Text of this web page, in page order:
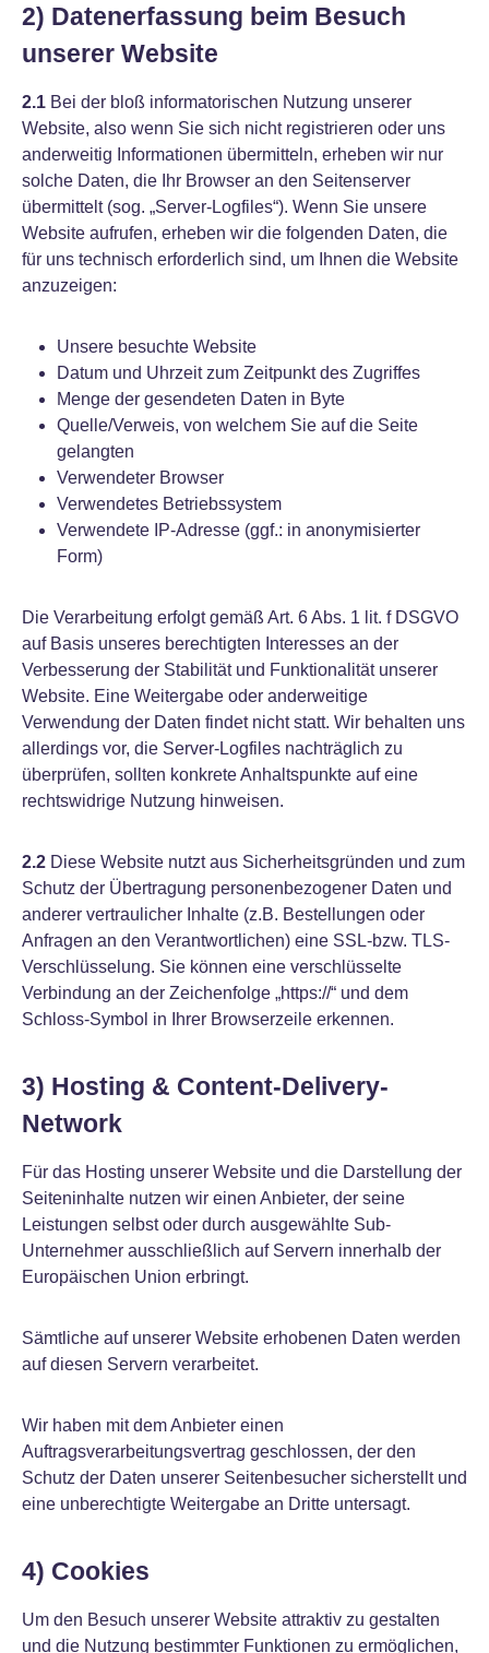
2) Datenerfassung beim Besuch
unserer Website
2.1 Bei der bloß informatorischen Nutzung unserer
Website, also wenn Sie sich nicht registrieren oder uns
anderweitig Informationen übermitteln, erheben wir nur
solche Daten, die Ihr Browser an den Seitenserver
übermittelt (sog. „Server-Logfiles“). Wenn Sie unsere
Website aufrufen, erheben wir die folgenden Daten, die
für uns technisch erforderlich sind, um Ihnen die Website
anzuzeigen:
Unsere besuchte Website
Datum und Uhrzeit zum Zeitpunkt des Zugriffes
Menge der gesendeten Daten in Byte
Quelle/Verweis, von welchem Sie auf die Seite
gelangten
Verwendeter Browser
Verwendetes Betriebssystem
Verwendete IP-Adresse (ggf.: in anonymisierter
Form)
Die Verarbeitung erfolgt gemäß Art. 6 Abs. 1 lit. f DSGVO
auf Basis unseres berechtigten Interesses an der
Verbesserung der Stabilität und Funktionalität unserer
Website. Eine Weitergabe oder anderweitige
Verwendung der Daten findet nicht statt. Wir behalten uns
allerdings vor, die Server-Logfiles nachträglich zu
überprüfen, sollten konkrete Anhaltspunkte auf eine
rechtswidrige Nutzung hinweisen.
2.2 Diese Website nutzt aus Sicherheitsgründen und zum
Schutz der Übertragung personenbezogener Daten und
anderer vertraulicher Inhalte (z.B. Bestellungen oder
Anfragen an den Verantwortlichen) eine SSL-bzw. TLS-
Verschlüsselung. Sie können eine verschlüsselte
Verbindung an der Zeichenfolge „https://“ und dem
Schloss-Symbol in Ihrer Browserzeile erkennen.
3) Hosting & Content-Delivery-
Network
Für das Hosting unserer Website und die Darstellung der
Seiteninhalte nutzen wir einen Anbieter, der seine
Leistungen selbst oder durch ausgewählte Sub-
Unternehmer ausschließlich auf Servern innerhalb der
Europäischen Union erbringt.
Sämtliche auf unserer Website erhobenen Daten werden
auf diesen Servern verarbeitet.
Wir haben mit dem Anbieter einen
Auftragsverarbeitungsvertrag geschlossen, der den
Schutz der Daten unserer Seitenbesucher sicherstellt und
eine unberechtigte Weitergabe an Dritte untersagt.
4) Cookies
Um den Besuch unserer Website attraktiv zu gestalten
und die Nutzung bestimmter Funktionen zu ermöglichen,